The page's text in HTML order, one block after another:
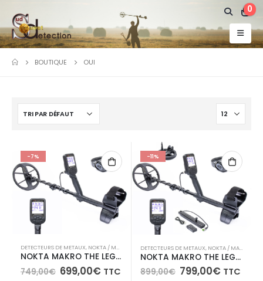
0
BOUTIQUE OUI
-7%
DETECTEURS DE METAUX, NOKTA / MAKRO
NOKTA MAKRO THE LEGEND
749,00€ Le
699,00€Le
TTC
-11%
DETECTEURS DE METAUX, NOKTA / MAKRO
NOKTA MAKRO THE LEGEND PRO PACK
899,00€ Le
799,00€Le
TTC